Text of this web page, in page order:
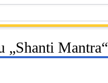
„Shanti Mantra“